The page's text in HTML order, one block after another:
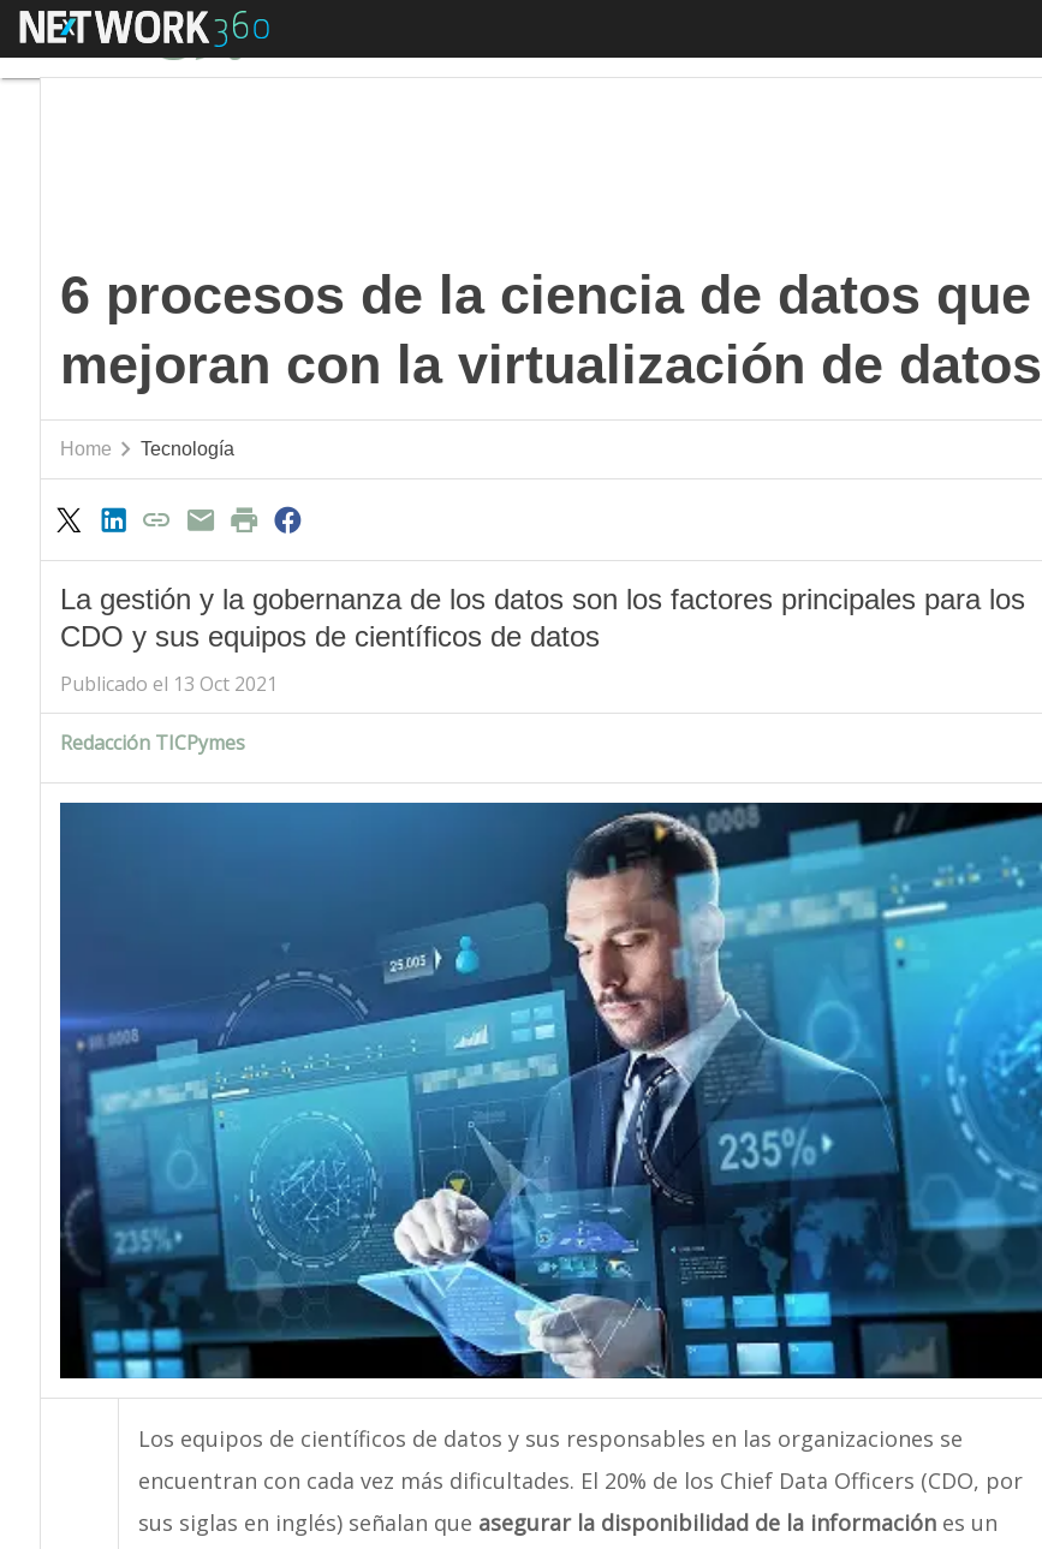
Menú
6 procesos de la ciencia de datos que
mejoran con la virtualización de datos
Home Tecnología
La gestión y la gobernanza de los datos son los factores principales para los
CDO y sus equipos de científicos de datos
Publicado el 13 Oct 2021
Redacción TICPymes
Los equipos de científicos de datos y sus responsables en las organizaciones se
encuentran con cada vez más dificultades. El 20% de los Chief Data Officers (CDO, por
sus siglas en inglés) señalan que asegurar la disponibilidad de la informaciónes un